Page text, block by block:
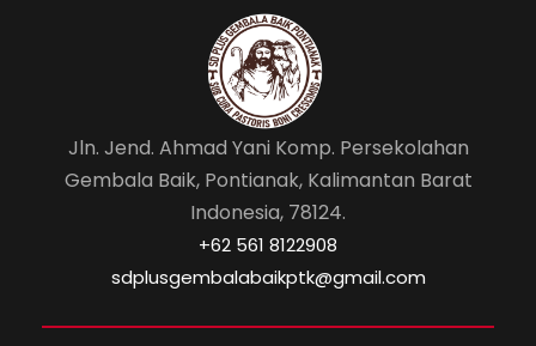
Jln. Jend. Ahmad Yani Komp. Persekolahan
Gembala Baik, Pontianak, Kalimantan Barat
Indonesia, 78124.
‎+62 561 8122908
sdplusgembalabaikptk@gmail.com